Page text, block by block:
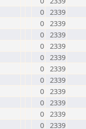
0 2339
0 2339
0 2339
0 2339
0 2339
0 2339
0 2339
0 2339
0 2339
0 2339
0 2339